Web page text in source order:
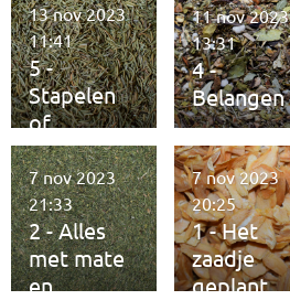
5 -
Stapelen
of
verzamele
n
13 nov 2023
11:41
4 -
Belangen
11 nov 2023
13:31
2 - Alles
met mate
en
7 nov 2023
21:33
1 - Het
zaadje
geplant
7 nov 2023
20:25